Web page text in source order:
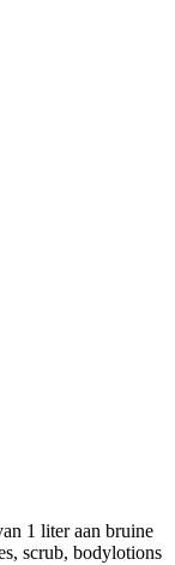
1 liter aan bruine
scrub, bodylotions